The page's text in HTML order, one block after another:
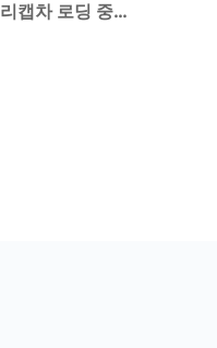
리캡차 로딩 중...